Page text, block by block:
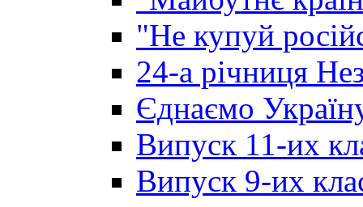
"Не купуй
24-а річниця
Єднаємо
Випуск 11-их
Випуск 9-их